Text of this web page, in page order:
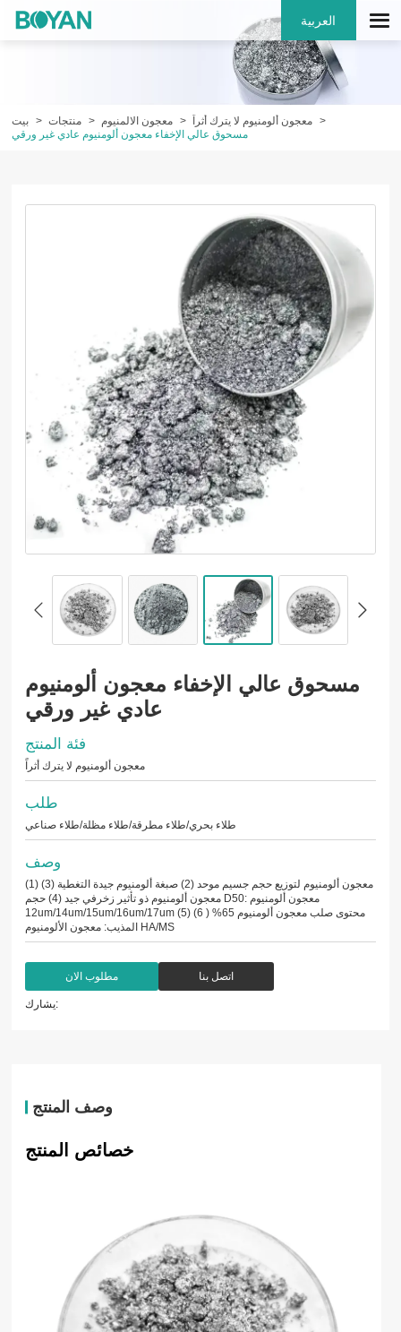
العربية
بيت منتجات معجون الالمنيوم
معجون ألومنيوم لا يترك أثراً
مسحوق عالي الإخفاء معجون ألومنيوم عادي غير ورقي
مسحوق عالي الإخفاء معجون ألومنيوم
عادي غير ورقي
فئة المنتج
معجون ألومنيوم لا يترك أثراً
طلب
طلاء بحري/طلاء مطرقة/طلاء مظلة/طلاء صناعي
وصف
(1) معجون ألومنيوم لتوزيع حجم جسيم موحد (2) صبغة ألومنيوم جيدة التغطية (3)
معجون ألومنيوم ذو تأثير زخرفي جيد (4) حجم D50: معجون ألومنيوم
12um/14um/15um/16um/17um (5) محتوى صلب معجون ألومنيوم 65% ( 6)
المذيب: معجون الألومنيوم HA/MS
مطلوب الان اتصل بنا
يشارك:
وصف المنتج
خصائص المنتج